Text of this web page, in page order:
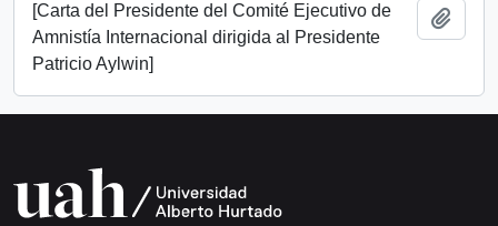
[Carta del Presidente del Comité Ejecutivo de
Amnistía Internacional dirigida al Presidente
Patricio Aylwin]